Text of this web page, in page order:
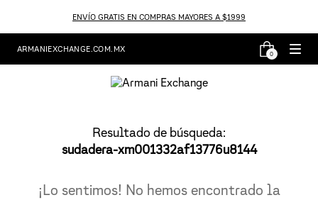
ENVÍO GRATIS EN COMPRAS MAYORES A $1999
ARMANIEXCHANGE.COM.MX 0
Resultado de búsqueda:
sudadera-xm001332af13776u8144
¡Lo sentimos! No hemos encontrado la